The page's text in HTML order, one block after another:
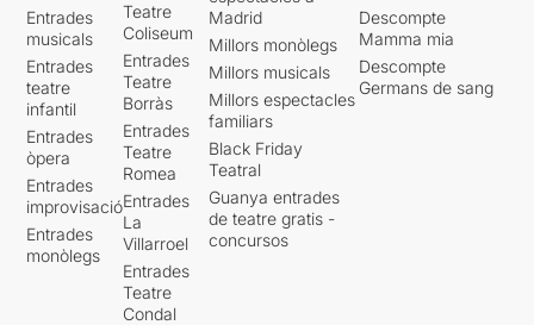
Entrades
musicals
Entrades
teatre
infantil
Entrades
òpera
Entrades
improvisació
Entrades
monòlegs
Teatre
Coliseum
Entrades
Teatre
Borràs
Entrades
Teatre
Romea
Entrades
La
Villarroel
Entrades
Teatre
Condal
Madrid
Millors monòlegs
Millors musicals
Millors espectacles
familiars
Black Friday
Teatral
Guanya entrades
de teatre gratis -
concursos
Descompte
Mamma mia
Descompte
Germans de sang